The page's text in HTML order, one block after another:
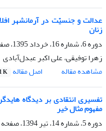
عدالت و جنسیّت در آرمانشهر
زنان
دوره 6، شماره 16، خرداد 1395، صفحه
زهرا توفیقی، علی اکبر عبدل‌آبادی
مشاهده مقاله
اصل مقاله K
تفسیری انتقادی بر دیدگاه
مفهوم مثال خیر
دوره 5، شماره 14، تیر 1394، صفحه